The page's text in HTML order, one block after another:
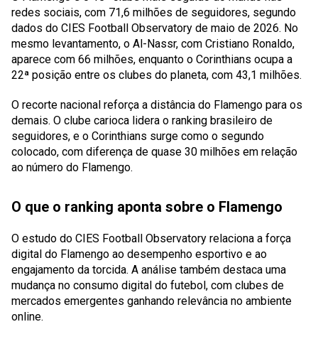
redes sociais, com 71,6 milhões de seguidores, segundo
dados do CIES Football Observatory de maio de 2026. No
mesmo levantamento, o Al-Nassr, com Cristiano Ronaldo,
aparece com 66 milhões, enquanto o Corinthians ocupa a
22ª posição entre os clubes do planeta, com 43,1 milhões.
O recorte nacional reforça a distância do Flamengo para os
demais. O clube carioca lidera o ranking brasileiro de
seguidores, e o Corinthians surge como o segundo
colocado, com diferença de quase 30 milhões em relação
ao número do Flamengo.
O que o ranking aponta sobre o Flamengo
O estudo do CIES Football Observatory relaciona a força
digital do Flamengo ao desempenho esportivo e ao
engajamento da torcida. A análise também destaca uma
mudança no consumo digital do futebol, com clubes de
mercados emergentes ganhando relevância no ambiente
online.